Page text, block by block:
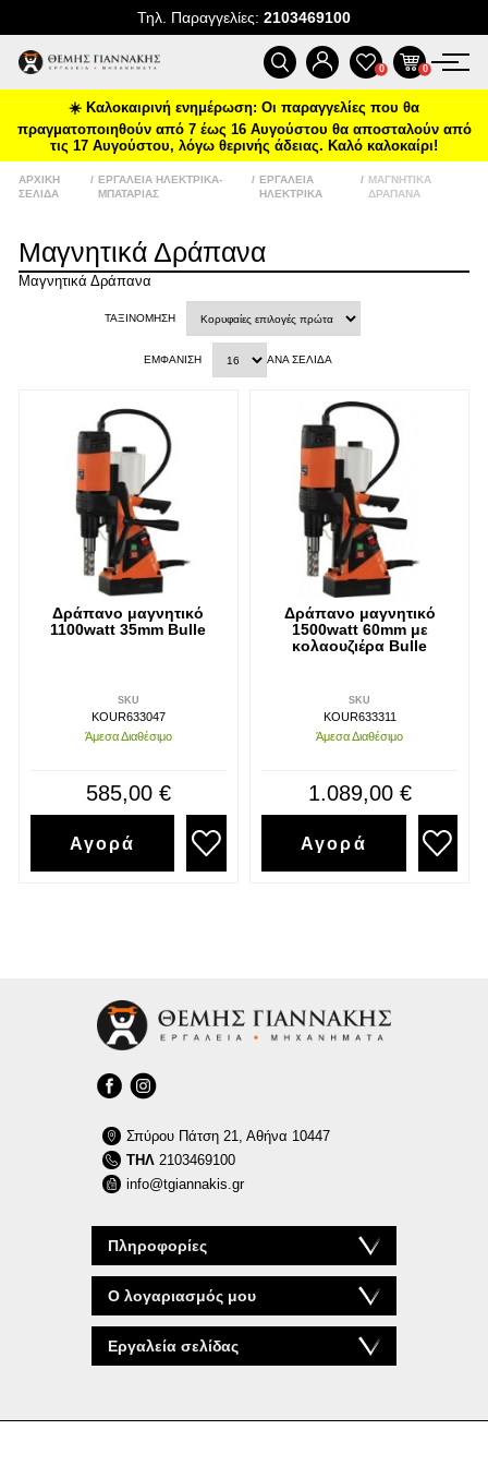
Τηλ. Παραγγελίες: 2103469100
ΠΡΟΪΌΝΤΑ
ΠΡΟΣΦΟΡΈΣ
ΝΈΕΣ ΑΦΊΞΕΙΣ
ΕΠΙΚΟΙΝΩΝΊΑ
ΝΈΑ & ΆΡΘΡΑ
0 0
☀️ Καλοκαιρινή ενημέρωση: Οι παραγγελίες που θα
πραγματοποιηθούν από 7 έως 16 Αυγούστου θα αποσταλούν από
τις 17 Αυγούστου, λόγω θερινής άδειας. Καλό καλοκαίρι!
ΑΡΧΙΚΉ
ΣΕΛΊΔΑ
/ ΕΡΓΑΛΕΊΑ ΗΛΕΚΤΡΙΚΆ-
ΜΠΑΤΑΡΊΑΣ
/ ΕΡΓΑΛΕΊΑ
ΗΛΕΚΤΡΙΚΆ
/ ΜΑΓΝΗΤΙΚΆ
ΔΡΆΠΑΝΑ
Μαγνητικά Δράπανα
Μαγνητικά Δράπανα
ΤΑΞΙΝΌΜΗΣΗ
ΕΜΦΆΝΙΣΗ ΑΝΆ ΣΕΛΊΔΑ
Δράπανο μαγνητικό
1100watt 35mm Bulle
SKU
KOUR633047
Άμεσα Διαθέσιμο
585,00 €
Αγορά
Δράπανο μαγνητικό
1500watt 60mm με
κολαουζιέρα Bulle
SKU
KOUR633311
Άμεσα Διαθέσιμο
1.089,00 €
Αγορά
Πληροφορίες
Ο λογαριασμός μου
Εργαλεία σελίδας
Σπύρου Πάτση 21, Αθήνα 10447
ΤΗΛ2103469100
info@tgiannakis.gr
δωρεάν μεταφορικά και επιλεγμένα
deals στοtgiannakis.gr.
Μάθετε πρώτοι
τι έρχεται τον
επόμενο μήνα.